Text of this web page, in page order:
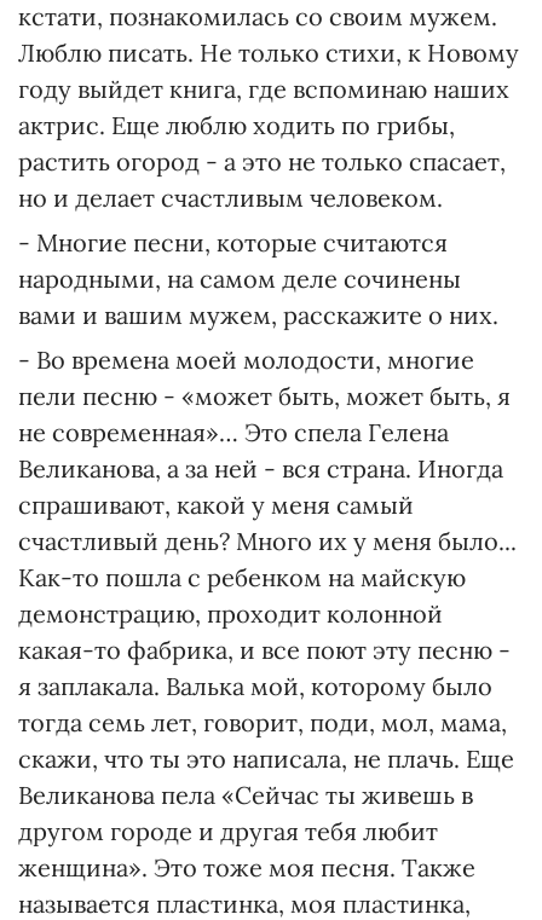
кстати, познакомилась со своим мужем.
Люблю писать. Не только стихи, к Новому
году выйдет книга, где вспоминаю наших
актрис. Еще люблю ходить по грибы,
растить огород - а это не только спасает,
но и делает счастливым человеком.
- Многие песни, которые считаются
народными, на самом деле сочинены
вами и вашим мужем, расскажите о них.
- Во времена моей молодости, многие
пели песню - «может быть, может быть, я
не современная»… Это спела Гелена
Великанова, а за ней - вся страна. Иногда
спрашивают, какой у меня самый
счастливый день? Много их у меня было...
Как-то пошла с ребенком на майскую
демонстрацию, проходит колонной
какая-то фабрика, и все поют эту песню -
я заплакала. Валька мой, которому было
тогда семь лет, говорит, поди, мол, мама,
скажи, что ты это написала, не плачь. Еще
Великанова пела «Сейчас ты живешь в
другом городе и другая тебя любит
женщина». Это тоже моя песня. Также
называется пластинка, моя пластинка,